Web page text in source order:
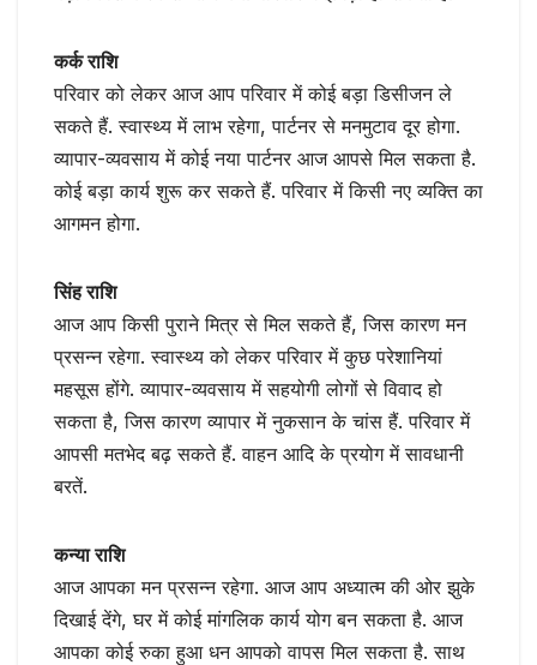
कर्क राशि
परिवार को लेकर आज आप परिवार में कोई बड़ा डिसीजन ले
सकते हैं. स्वास्थ्य में लाभ रहेगा, पार्टनर से मनमुटाव दूर होगा.
व्यापार-व्यवसाय में कोई नया पार्टनर आज आपसे मिल सकता है.
कोई बड़ा कार्य शुरू कर सकते हैं. परिवार में किसी नए व्यक्ति का
आगमन होगा.
सिंह राशि
आज आप किसी पुराने मित्र से मिल सकते हैं, जिस कारण मन
प्रसन्न रहेगा. स्वास्थ्य को लेकर परिवार में कुछ परेशानियां
महसूस होंगे. व्यापार-व्यवसाय में सहयोगी लोगों से विवाद हो
सकता है, जिस कारण व्यापार में नुकसान के चांस हैं. परिवार में
आपसी मतभेद बढ़ सकते हैं. वाहन आदि के प्रयोग में सावधानी
बरतें.
कन्या राशि
आज आपका मन प्रसन्न रहेगा. आज आप अध्यात्म की ओर झुके
दिखाई देंगे, घर में कोई मांगलिक कार्य योग बन सकता है. आज
आपका कोई रुका हुआ धन आपको वापस मिल सकता है. साथ